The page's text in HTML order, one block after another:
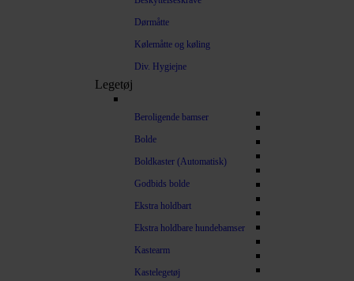
Dørmåtte
Kølemåtte og køling
Div. Hygiejne
Legetøj
Beroligende bamser
Bolde
Boldkaster (Automatisk)
Godbids bolde
Ekstra holdbart
Ekstra holdbare hundebamser
Kastearm
Kastelegetøj